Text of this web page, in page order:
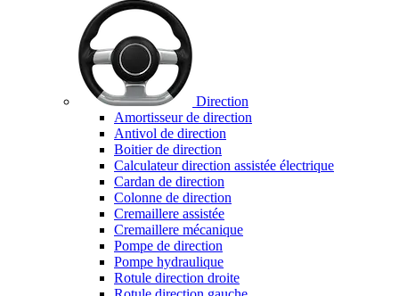
Direction
Amortisseur de direction
Antivol de direction
Boitier de direction
Calculateur direction assistée électrique
Cardan de direction
Colonne de direction
Cremaillere assistée
Cremaillere mécanique
Pompe de direction
Pompe hydraulique
Rotule direction droite